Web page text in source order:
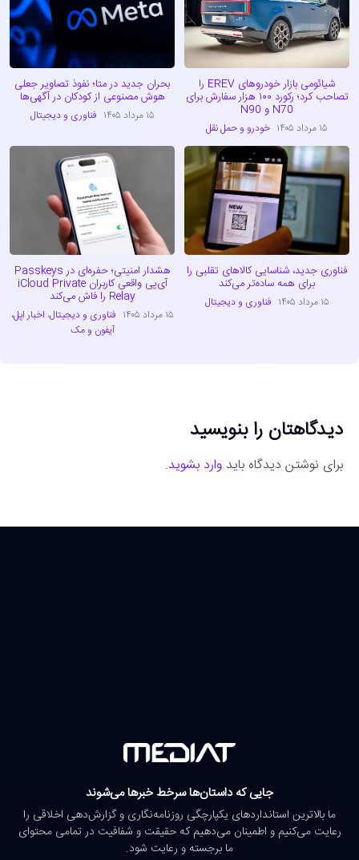
شیائومی بازار خودروهای EREV را
تصاحب کرد؛ رکورد ۱۰۰ هزار سفارش برای
N70 و N90
۱۵ مرداد ۱۴۰۵ خودرو و حمل نقل
بحران جدید در متا؛ نفوذ تصاویر جعلی
هوش مصنوعی از کودکان در آگهی‌ها
۱۵ مرداد ۱۴۰۵ فناوری و دیجیتال
فناوری جدید، شناسایی کالاهای تقلبی را
برای همه ساده‌تر می‌کند
۱۵ مرداد ۱۴۰۵ فناوری و دیجیتال
هشدار امنیتی؛ حفره‌ای در Passkeys
آی‌پی واقعی کاربران iCloud Private
Relay را فاش می‌کند
۱۵ مرداد ۱۴۰۵ فناوری و دیجیتال، اخبار اپل،
آیفون و مک
دیدگاهتان را بنویسید
برای نوشتن دیدگاه باید وارد بشوید.
جایی که داستان‌ها سرخط خبرها می‌شوند
ما بالاترین استانداردهای یکپارچگی روزنامه‌نگاری و گزارش‌دهی اخلاقی را
رعایت می‌کنیم و اطمینان می‌دهیم که حقیقت و شفافیت در تمامی محتوای
ما برجسته و رعایت شود.